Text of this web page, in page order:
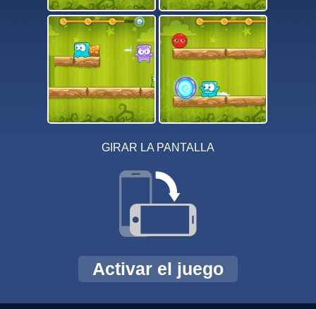
GIRAR LA PANTALLA
Activar el juego